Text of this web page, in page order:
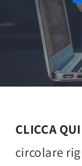
CLICCA QUI
circolare